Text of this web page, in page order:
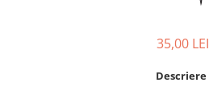
Magneti de frigider din lemn,
Magneti de frigider, din lemn,
35,00 LEI
Descriere